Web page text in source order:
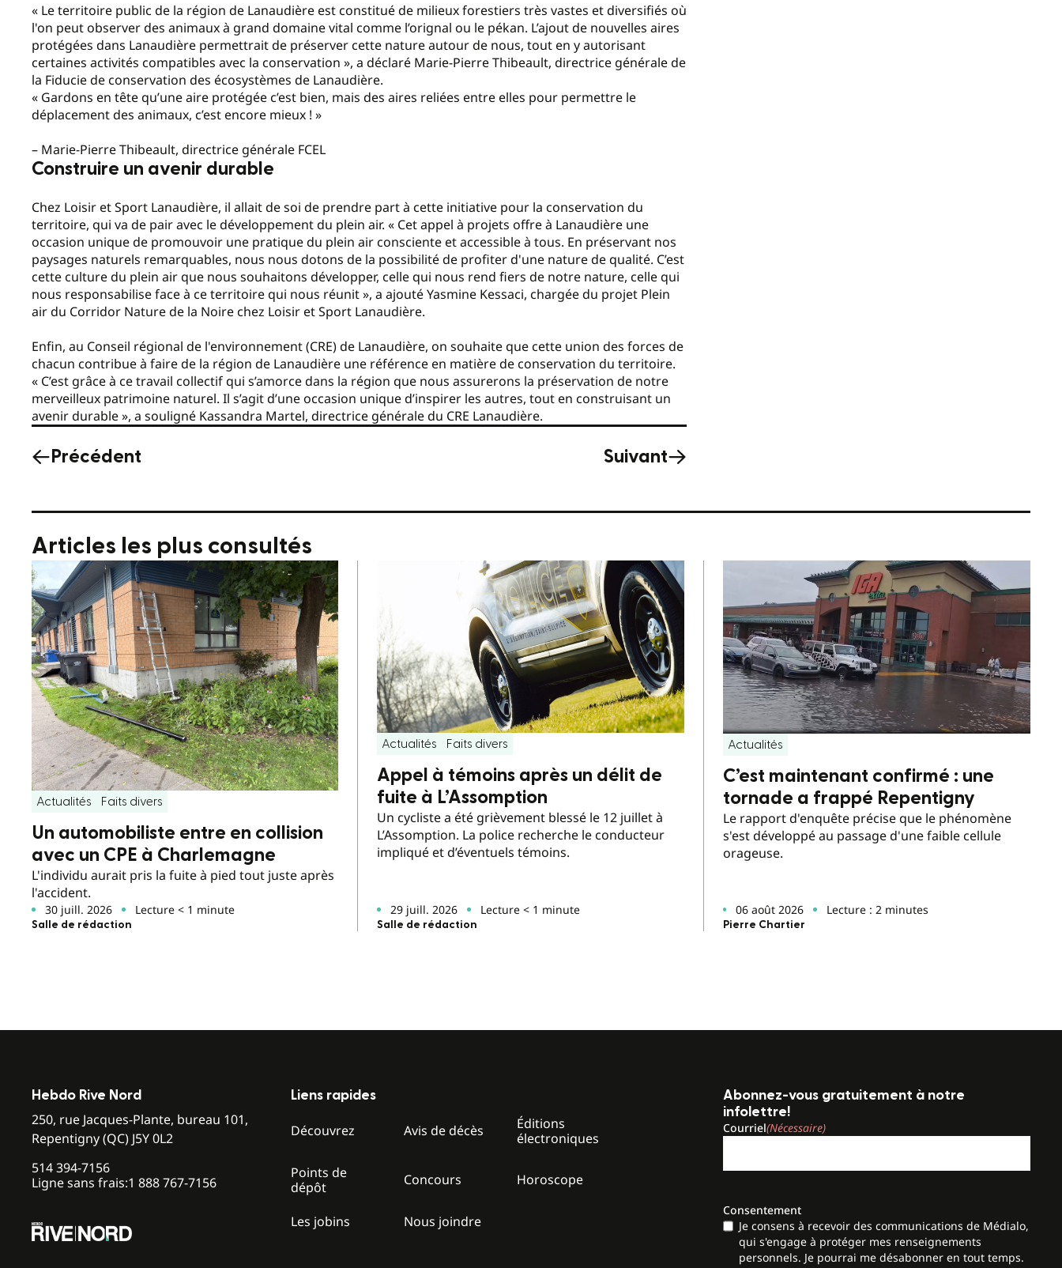
« Le territoire public de la région de Lanaudière est constitué de milieux forestiers très vastes et diversifiés où
l'on peut observer des animaux à grand domaine vital comme l’orignal ou le pékan. L’ajout de nouvelles aires
protégées dans Lanaudière permettrait de préserver cette nature autour de nous, tout en y autorisant
certaines activités compatibles avec la conservation », a déclaré Marie-Pierre Thibeault, directrice générale de
la Fiducie de conservation des écosystèmes de Lanaudière.
« Gardons en tête qu’une aire protégée c’est bien, mais des aires reliées entre elles pour permettre le
déplacement des animaux, c’est encore mieux ! »
– Marie-Pierre Thibeault, directrice générale FCEL
Construire un avenir durable
Chez Loisir et Sport Lanaudière, il allait de soi de prendre part à cette initiative pour la conservation du
territoire, qui va de pair avec le développement du plein air. « Cet appel à projets offre à Lanaudière une
occasion unique de promouvoir une pratique du plein air consciente et accessible à tous. En préservant nos
paysages naturels remarquables, nous nous dotons de la possibilité de profiter d'une nature de qualité. C’est
cette culture du plein air que nous souhaitons développer, celle qui nous rend fiers de notre nature, celle qui
nous responsabilise face à ce territoire qui nous réunit », a ajouté Yasmine Kessaci, chargée du projet Plein
air du Corridor Nature de la Noire chez Loisir et Sport Lanaudière.
Enfin, au Conseil régional de l'environnement (CRE) de Lanaudière, on souhaite que cette union des forces de
chacun contribue à faire de la région de Lanaudière une référence en matière de conservation du territoire.
« C’est grâce à ce travail collectif qui s’amorce dans la région que nous assurerons la préservation de notre
merveilleux patrimoine naturel. Il s’agit d’une occasion unique d’inspirer les autres, tout en construisant un
avenir durable », a souligné Kassandra Martel, directrice générale du CRE Lanaudière.
Précédent Suivant
Articles les plus consultés
Actualités Faits divers
Un automobiliste entre en collision
avec un CPE à Charlemagne
L'individu aurait pris la fuite à pied tout juste après
l'accident.
30 juill. 2026 Lecture < 1 minute
Salle de rédaction
Actualités Faits divers
Appel à témoins après un délit de
fuite à L’Assomption
Un cycliste a été grièvement blessé le 12 juillet à
L’Assomption. La police recherche le conducteur
impliqué et d’éventuels témoins.
29 juill. 2026 Lecture < 1 minute
Salle de rédaction
Actualités
C’est maintenant confirmé : une
tornade a frappé Repentigny
Le rapport d'enquête précise que le phénomène
s'est développé au passage d'une faible cellule
orageuse.
06 août 2026 Lecture : 2 minutes
Pierre Chartier
Hebdo Rive Nord
250, rue Jacques-Plante, bureau 101,
Repentigny (QC) J5Y 0L2
514 394-7156
Ligne sans frais:1 888 767-7156
Liens rapides
Découvrez Avis de décès
Éditions
électroniques
Points de
dépôt
Concours Horoscope
Les jobins Nous joindre
Abonnez-vous gratuitement à notre
infolettre!
Courriel(Nécessaire)
Consentement
Je consens à recevoir des communications de Médialo,
qui s'engage à protéger mes renseignements
personnels. Je pourrai me désabonner en tout temps.